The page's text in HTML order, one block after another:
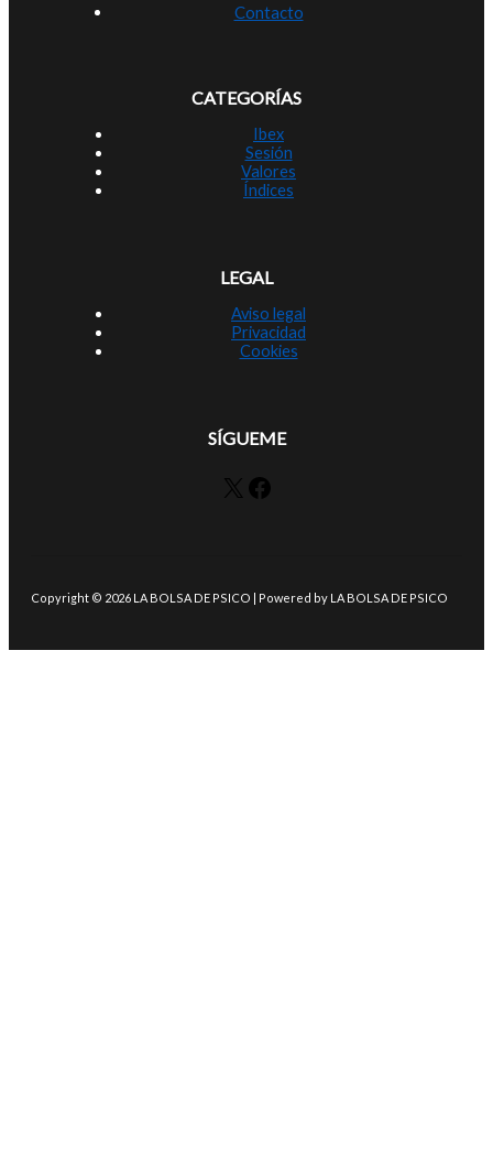
Contacto
CATEGORÍAS
Ibex
Sesión
Valores
Índices
LEGAL
Aviso legal
Privacidad
Cookies
SÍGUEME
X Facebook
Copyright © 2026 LA BOLSA DE PSICO | Powered by LA BOLSA DE PSICO